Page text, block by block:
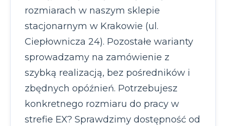
rozmiarach w naszym sklepie
stacjonarnym w Krakowie (ul.
Ciepłownicza 24). Pozostałe warianty
sprowadzamy na zamówienie z
szybką realizacją, bez pośredników i
zbędnych opóźnień. Potrzebujesz
konkretnego rozmiaru do pracy w
strefie EX? Sprawdzimy dostępność od